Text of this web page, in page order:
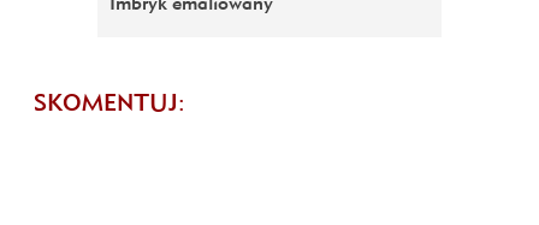
SKOMENTUJ: